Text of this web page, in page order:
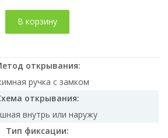
В корзину
открывания:
ручка с замком
открывания:
внутрь или наружу
Тип фиксации: